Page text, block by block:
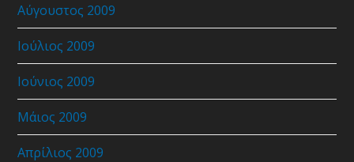
Αύγουστος 2009
Ιούλιος 2009
Ιούνιος 2009
Μάιος 2009
Απρίλιος 2009